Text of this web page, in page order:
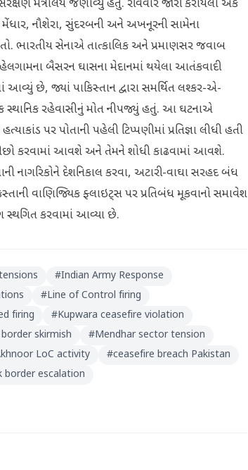
મંત્રાલયે જણાવ્યું હતું. રવિવારે જારી કરાયેલા એક
મેંધાર, નૌશેરા, સુંદરબની અને અખનૂરની સામેના
ભારતીય સેનાએ તાત્કાલિક અને પ્રમાણસર જવાબ
બૈસરન ઘાસના મેદાનમાં થયેલા આતંકવાદી
છે, જ્યાં પાકિસ્તાન દ્વારા સમર્થિત લશ્કર-એ-
રહેવાસીનું મોત નીપજ્યું હતું. આ ઘટનાએ
પર પોતાની પહેલી ટિપ્પણીમાં પ્રતિજ્ઞા લીધી હતી
કરવામાં આવશે અને તેમને શોધી કાઢવામાં આવશે.
નાગરિકોને દેશનિકાલ કરવા, અટારી-વાઘા સરહદ બંધ
વાણિજ્યિક ફ્લાઇટ્સ પર પ્રતિબંધ મૂકવાનો સમાવેશ
સ્થગિત કરવામાં આવ્યા છે.
#Indian Army Response
#Line of Control firing
firing #Kupwara ceasefire violation
skirmish #Mendhar sector tension
LoC activity #ceasefire breach Pakistan
border escalation